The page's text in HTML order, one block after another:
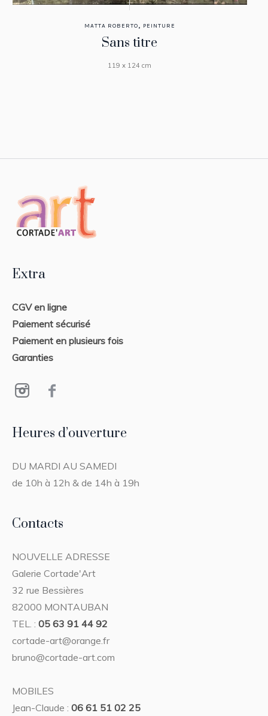
MATTA ROBERTO, PEINTURE
Sans titre
119 x 124 cm
Extra
CGV en ligne
Paiement sécurisé
Paiement en plusieurs fois
Garanties
Heures d’ouverture
DU MARDI AU SAMEDI
de 10h à 12h & de 14h à 19h
Contacts
NOUVELLE ADRESSE
Galerie Cortade'Art
32 rue Bessières
82000 MONTAUBAN
TEL. :05 63 91 44 92
cortade-art@orange.fr
bruno@cortade-art.com
MOBILES
Jean-Claude :06 61 51 02 25